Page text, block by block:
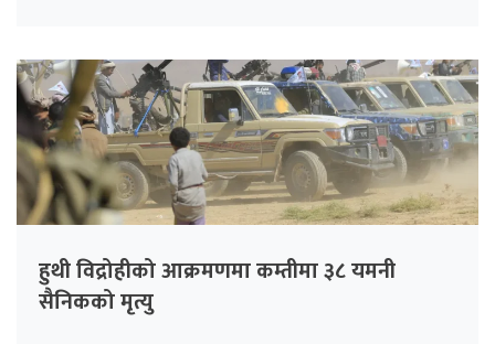
हुथी विद्रोहीको आक्रमणमा कम्तीमा ३८ यमनी
सैनिकको मृत्यु